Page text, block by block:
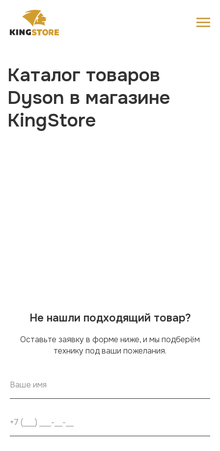
Dyson в магазине
KingStore
Не нашли подходящий товар?
Оставьте заявку в форме ниже, и мы подберём
технику под ваши пожелания.